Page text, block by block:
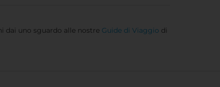
dai uno sguardo alle nostre Guide di Viaggio di